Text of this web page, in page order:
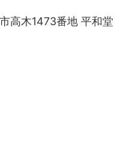
高木1473番地 平和堂